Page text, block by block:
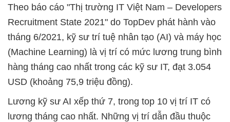
Theo báo cáo "Thị trường IT Việt Nam – Developers
Recruitment State 2021" do TopDev phát hành vào
tháng 6/2021, kỹ sư trí tuệ nhân tạo (AI) và máy học
(Machine Learning) là vị trí có mức lương trung bình
hàng tháng cao nhất trong các kỹ sư IT, đạt 3.054
USD (khoảng 75,9 triệu đồng).
Lương kỹ sư AI xếp thứ 7, trong top 10 vị trí IT có
lương tháng cao nhất. Những vị trí dẫn đầu thuộc